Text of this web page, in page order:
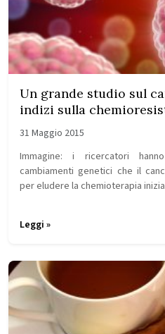
Un grande studio sul
indizi sulla
31 Maggio 2015
Immagine: i ricercatori
cambiamenti genetici che il
per eludere la chemioterapia
Leggi »